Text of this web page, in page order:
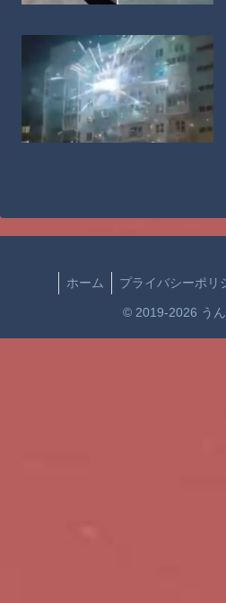
ホーム プライバシーポリ
© 2019-2026 うん